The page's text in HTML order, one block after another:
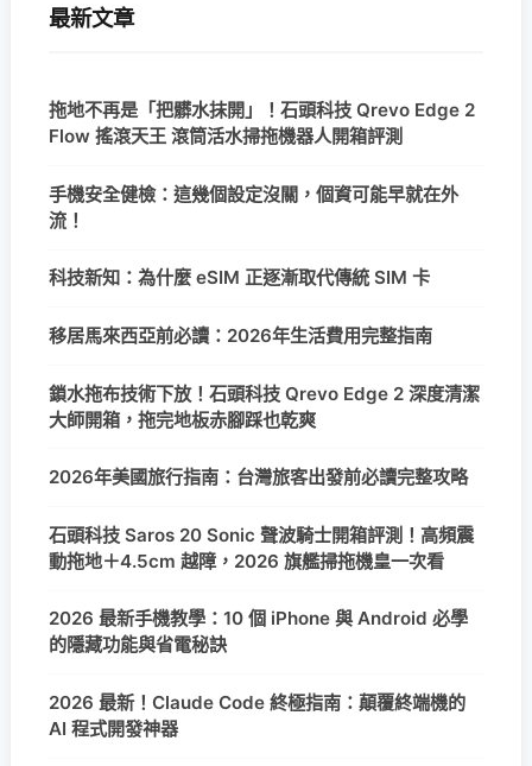
最新文章
拖地不再是「把髒水抹開」！石頭科技 Qrevo Edge 2
Flow 搖滾天王 滾筒活水掃拖機器人開箱評測
手機安全健檢：這幾個設定沒關，個資可能早就在外
流！
科技新知：為什麼 eSIM 正逐漸取代傳統 SIM 卡
移居馬來西亞前必讀：2026年生活費用完整指南
鎖水拖布技術下放！石頭科技 Qrevo Edge 2 深度清潔
大師開箱，拖完地板赤腳踩也乾爽
2026年美國旅行指南：台灣旅客出發前必讀完整攻略
石頭科技 Saros 20 Sonic 聲波騎士開箱評測！高頻震
動拖地＋4.5cm 越障，2026 旗艦掃拖機皇一次看
2026 最新手機教學：10 個 iPhone 與 Android 必學
的隱藏功能與省電秘訣
2026 最新！Claude Code 終極指南：顛覆終端機的
AI 程式開發神器